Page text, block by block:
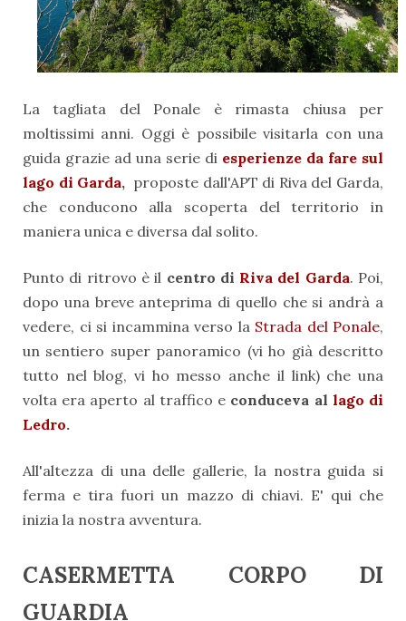
La tagliata del Ponale è rimasta chiusa per
moltissimi anni. Oggi è possibile visitarla con una
guida grazie ad una serie di esperienze da fare sul
lago di Garda, proposte dall'APT di Riva del Garda,
che conducono alla scoperta del territorio in
maniera unica e diversa dal solito.
Punto di ritrovo è il centro di Riva del Garda. Poi,
dopo una breve anteprima di quello che si andrà a
vedere, ci si incammina verso la Strada del Ponale,
un sentiero super panoramico (vi ho già descritto
tutto nel blog, vi ho messo anche il link) che una
volta era aperto al traffico e conduceva al lago di
Ledro.
All'altezza di una delle gallerie, la nostra guida si
ferma e tira fuori un mazzo di chiavi. E' qui che
inizia la nostra avventura.
CASERMETTA CORPO DI
GUARDIA